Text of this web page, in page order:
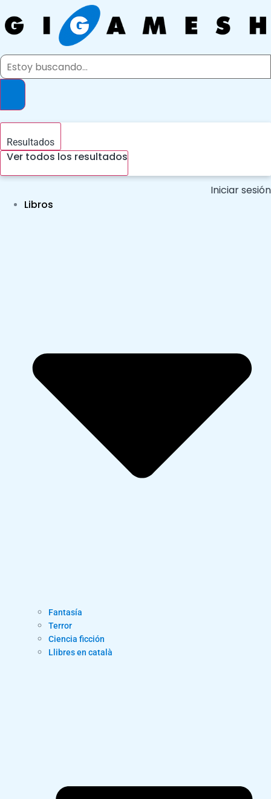
al
contenido
Search
Resultados
Ver todos los resultados
Iniciar sesión
Libros
Fantasía
Terror
Ciencia ficción
Llibres en català